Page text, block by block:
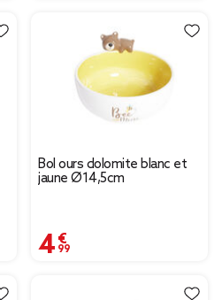
Bol ours dolomite blanc et
jaune Ø14,5cm
4,99 €